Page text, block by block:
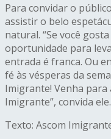
Para convidar o
assistir o belo
natural. “Se você
oportunidade para
entrada é franca. Ou
fé às vésperas da
Imigrante! Venha para
Imigrante”, convida ele.
Texto: Ascom